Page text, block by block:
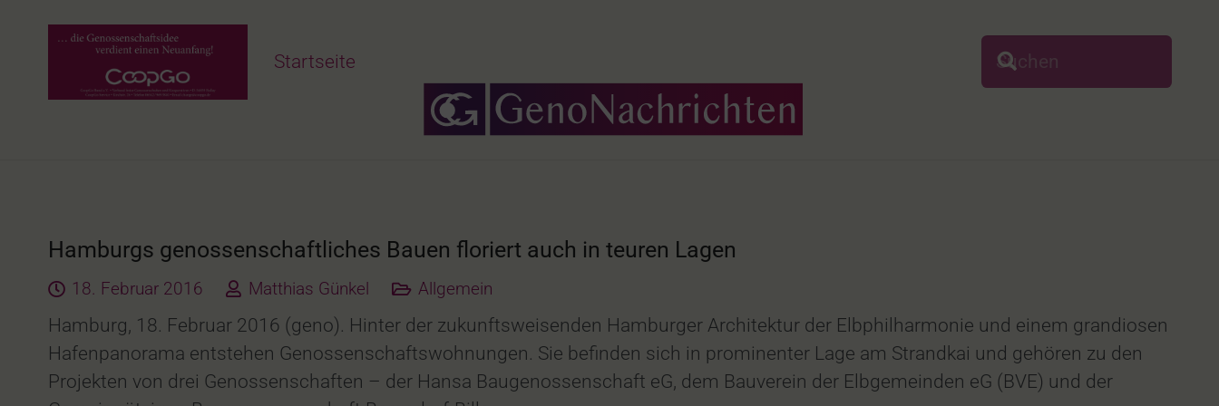
Startseite
Hamburgs genossenschaftliches Bauen floriert auch in teuren Lagen
18. Februar 2016 Matthias Günkel Allgemein
Hamburg, 18. Februar 2016 (geno). Hinter der zukunftsweisenden Hamburger Architektur der Elbphilharmonie und einem grandiosen
Hafenpanorama entstehen Genossenschaftswohnungen. Sie befinden sich in prominenter Lage am Strandkai und gehören zu den
Projekten von drei Genossenschaften – der Hansa Baugenossenschaft eG, dem Bauverein der Elbgemeinden eG (BVE) und der